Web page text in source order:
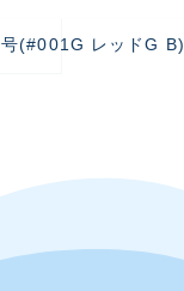
(#001G レッドG B)